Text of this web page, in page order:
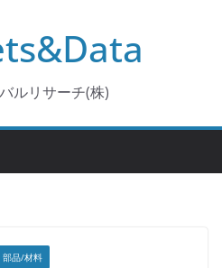
ルリサーチ(株)
部品/材料